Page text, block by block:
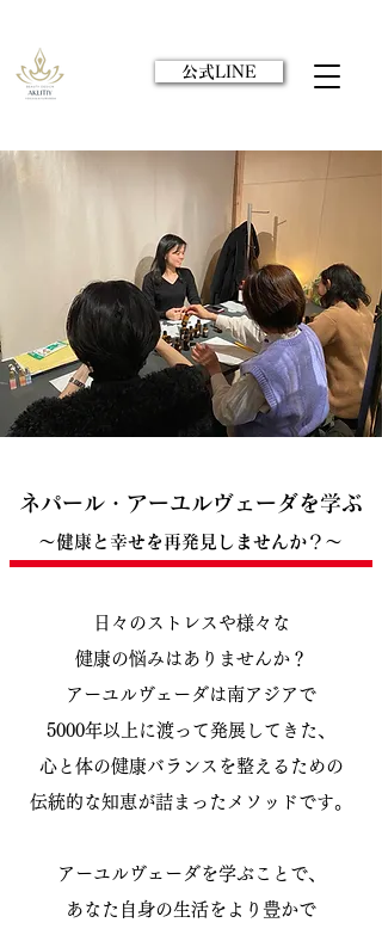
公式LINE
ネパール・アーユルヴェーダを学ぶ
〜健康と幸せを再発見しませんか？〜
日々のストレスや様々な
健康の悩みはありませんか？
アーユルヴェーダは南アジアで
5000年以上に渡って発展してきた、
心と体の健康バランスを整えるための
伝統的な知恵が詰まったメソッドです。
アーユルヴェーダを学ぶことで、
あなた自身の生活をより豊かで